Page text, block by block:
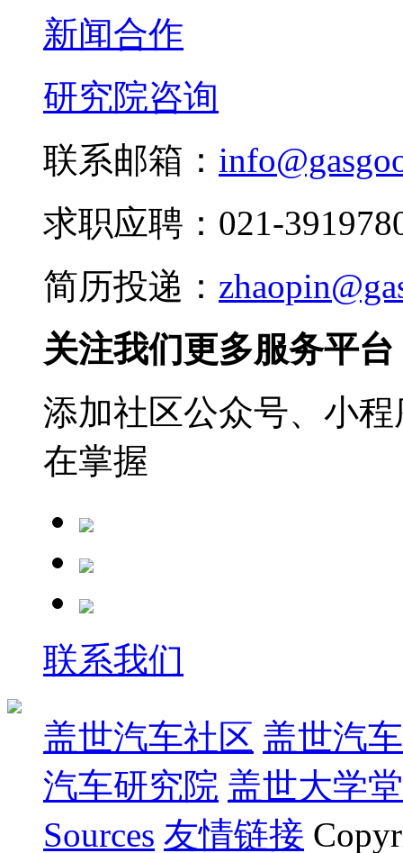
新闻合作
研究院咨询
联系邮箱：
求职应聘：021-
简历投递：
关注我们更多服务平台
添加社区公众号、小
在掌握
联系我们
盖世汽车社区 盖世汽
汽车研究院 盖世大学堂
Sources 友情链接